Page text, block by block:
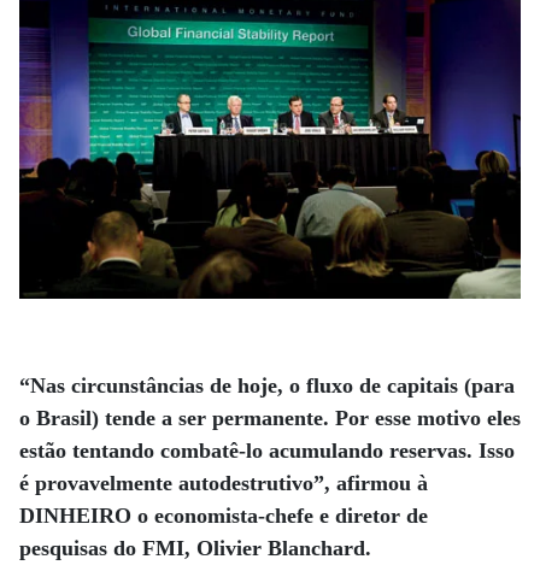
“Nas circunstâncias de hoje, o fluxo de capitais (para
o Brasil) tende a ser permanente. Por esse motivo eles
estão tentando combatê-lo acumulando reservas. Isso
é provavelmente autodestrutivo”, afirmou à
DINHEIRO o economista-chefe e diretor de
pesquisas do FMI, Olivier Blanchard.